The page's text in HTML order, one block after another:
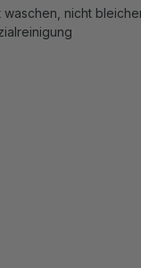
waschen, nicht